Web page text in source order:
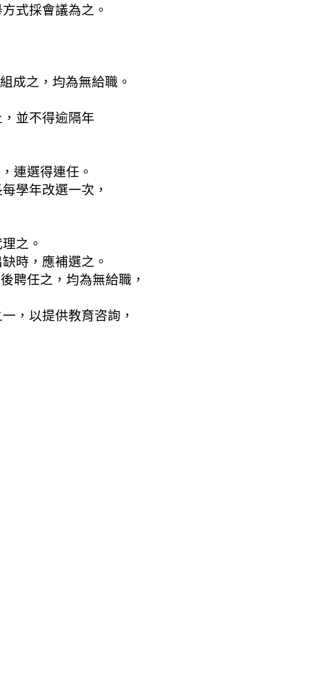
採會議為之。
成之，均為無給職。
並不得逾隔年
連選得連任。
年改選一次，
之。
，應補選之。
聘任之，均為無給職，
以提供教育咨詢，